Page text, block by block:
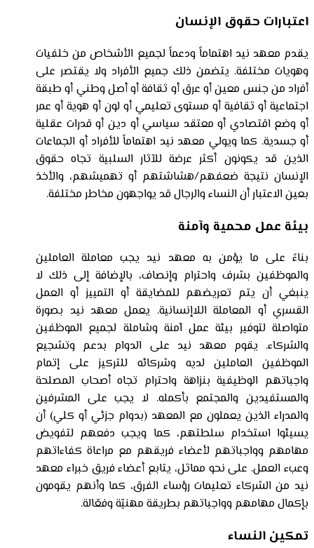
اعتبارات حقوق الإنسان
يقدم معهد نيد اهتماماً ودعماً لجميع الأشخاص من خلفيات
وهويات مختلفة. يتضمن ذلك جميع الأفراد ولا يقتصر على
أفراد من جنس معين أو عرق أو ثقافة أو أصل وطني أو طبقة
اجتماعية أو ثقافية أو مستوى تعليمي أو لون أو هوية أو عمر
أو وضع اقتصادي أو معتقد سياسي أو دين أو قدرات عقلية
أو جسدية. كما ويولي معهد نيد اهتماماً للأفراد أو الجماعات
الذين قد يكونون أكثر عرضة للآثار السلبية تجاه حقوق
الإنسان نتيجة ضعفهم/هشاشتهم أو تهميشهم، والأخذ
بعين الاعتبار أن النساء والرجال قد يواجهون مخاطر مختلفة.
بيئة عمل محمية وآمنة
بناءً على ما يؤمن به معهد نيد يجب معاملة العاملين
والموظفين بشرف واحترام وإنصاف، بالإضافة إلى ذلك لا
ينبغي أن يتم تعريضهم للمضايقة أو التمييز أو العمل
القسري أو المعاملة اللاإنسانية. يعمل معهد نيد بصورة
متواصلة لتوفير بيئة عمل آمنة وشاملة لجميع الموظفين
والشركاء. يقوم معهد نيد على الدوام بدعم وتشجيع
الموظفين العاملين لديه وشركائه للتركيز على إتمام
واجباتهم الوظيفية بنزاهة واحترام تجاه أصحاب المصلحة
والمستفيدين والمجتمع بأكمله. لا يجب على المشرفين
والمدراء الذين يعملون مع المعهد (بدوام جزئي أو كلي) أن
يسيئوا استخدام سلطتهم، كما ويجب دفعهم لتفويض
مهامهم وواجباتهم لأعضاء فريقهم مع مراعاة كفاءاتهم
وعبء العمل. على نحو مماثل، يتابع أعضاء فريق خبراء معهد
نيد من الشركاء تعليمات رؤساء الفرق، كما وأنهم يقومون
بإكمال مهامهم وواجباتهم بطريقة مهنيّة وفعّالة.
تمكين النساء